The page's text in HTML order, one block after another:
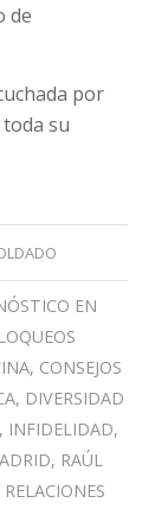
de
por
su
EN
, CONSEJOS
, DIVERSIDAD
INFIDELIDAD,
, RAÚL
RELACIONES